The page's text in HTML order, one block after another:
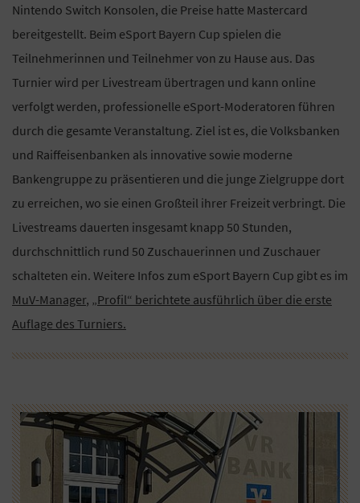
Nintendo Switch Konsolen, die Preise hatte Mastercard
bereitgestellt. Beim eSport Bayern Cup spielen die
Teilnehmerinnen und Teilnehmer von zu Hause aus. Das
Turnier wird per Livestream übertragen und kann online
verfolgt werden, professionelle eSport-Moderatoren führen
durch die gesamte Veranstaltung. Ziel ist es, die Volksbanken
und Raiffeisenbanken als innovative sowie moderne
Bankengruppe zu präsentieren und die junge Zielgruppe dort
zu erreichen, wo sie einen Großteil ihrer Freizeit verbringt. Die
Livestreams dauerten insgesamt knapp 50 Stunden,
durchschnittlich rund 50 Zuschauerinnen und Zuschauer
schalteten ein. Weitere Infos zum eSport Bayern Cup gibt es im
MuV-Manager, „Profil“ berichtete ausführlich über die erste
Auflage des Turniers.